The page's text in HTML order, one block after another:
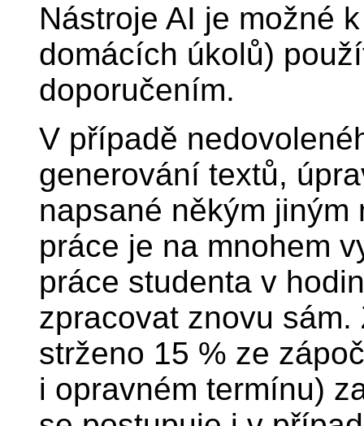
Nástroje AI je možné
domácích úkolů)
doporučením.
V případě
generování textů,
napsané někým
práce je na mnohem
práce studenta v
zpracovat znovu
strženo 15 % ze
i opravném termínu)